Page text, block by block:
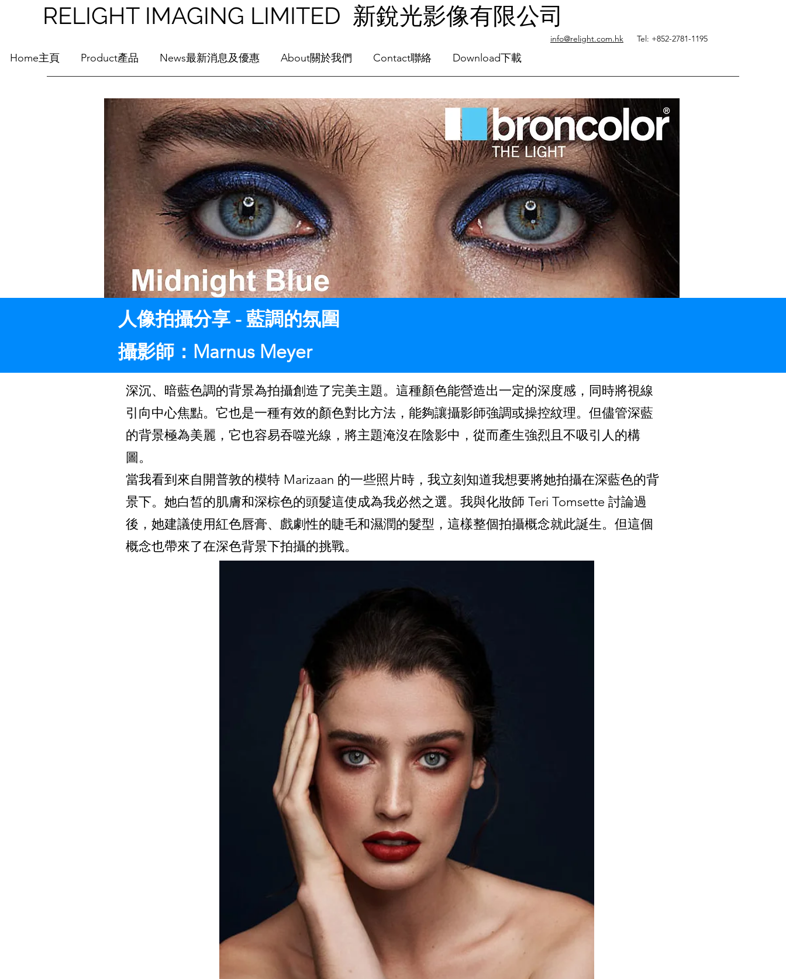
RELIGHT IMAGING LIMITED 新銳光影像有限公司
info@relight.com.hk Tel: +852-2781-1195
Home主頁 Product產品 News最新消息及優惠 About關於我們 Contact聯絡 Download下載
人像拍攝分享 - 藍調的氛圍
攝影師：Marnus Meyer
深沉、暗藍色調的背景為拍攝創造了完美主題。這種顏色能營造出一定的深度感，同時將視線
引向中心焦點。它也是一種有效的顏色對比方法，能夠讓攝影師強調或操控紋理。但儘管深藍
的背景極為美麗，它也容易吞噬光線，將主題淹沒在陰影中，從而產生強烈且不吸引人的構
圖。
當我看到來自開普敦的模特 Marizaan 的一些照片時，我立刻知道我想要將她拍攝在深藍色的背
景下。她白皙的肌膚和深棕色的頭髮這使成為我必然之選。我與化妝師 Teri Tomsette 討論過
後，她建議使用紅色唇膏、戲劇性的睫毛和濕潤的髮型，這樣整個拍攝概念就此誕生。但這個
概念也帶來了在深色背景下拍攝的挑戰。